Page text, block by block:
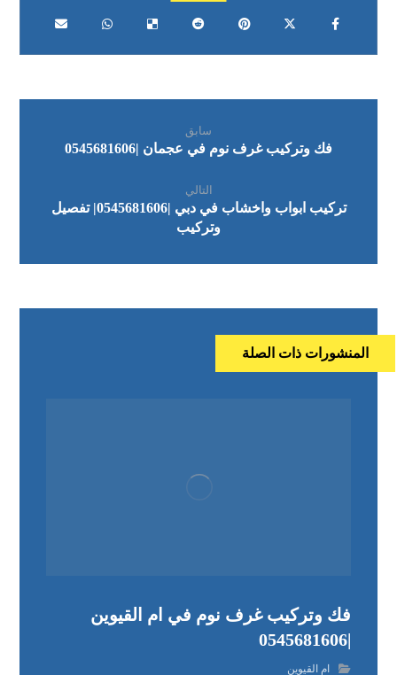
سابق
فك وتركيب غرف نوم في عجمان |0545681606
التالي
تركيب ابواب واخشاب في دبي |0545681606| تفصيل
وتركيب
المنشورات ذات الصلة
فك وتركيب غرف نوم في ام القيوين
|0545681606
ام القيوين